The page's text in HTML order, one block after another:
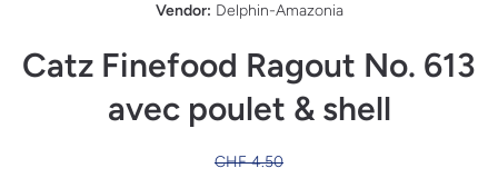
Vendor: Delphin-Amazonia
Catz Finefood Ragout No. 613
avec poulet & shell
CHF 4.50